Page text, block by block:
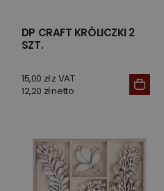
DP CRAFT KRÓLICZKI 2
SZT.
15,00 zł z VAT
12,20 zł netto